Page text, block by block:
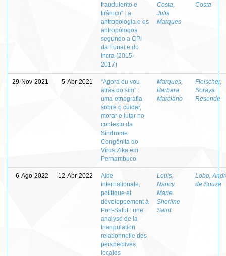
fraudulento e
tirânico” : a
antropologia e os
antropólogos
segundo a CPI
da Funai e do
Incra (2015-
2017)
Costa,
Julia
Marques
Costa
29-Nov-2021 5-Abr-2021
“Agora eu vou
atrás do sim” :
uma etnografia
sobre o cuidar,
morar e lutar no
contexto da
Síndrome
Congênita do
Vírus Zika em
Pernambuco
Marques,
Barbara
Marciano
Fleischer,
Soraya
Resende
6-Ago-2022 12-Abr-2022
Aide
internationale,
politique et
développement à
Port-Salut : une
analyse de la
triangulation
relationnelle des
perspectives
locales
Louis,
Nancy
Marie
Sherline
Saint
Lobo,
de Souza